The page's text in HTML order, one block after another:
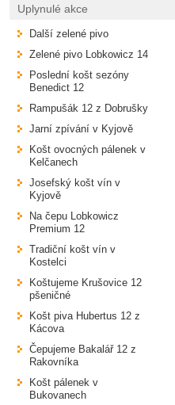
Uplynulé akce
Další zelené pivo
Zelené pivo Lobkowicz 14
Poslední košt sezóny
Benedict 12
Rampušák 12 z Dobrušky
Jarní zpívání v Kyjově
Košt ovocných pálenek v
Kelčanech
Josefský košt vín v
Kyjově
Na čepu Lobkowicz
Premium 12
Tradiční košt vín v
Kostelci
Koštujeme Krušovice 12
pšeničné
Košt piva Hubertus 12 z
Kácova
Čepujeme Bakalář 12 z
Rakovníka
Košt pálenek v
Bukovanech